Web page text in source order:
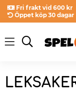
Fri frakt vid 600 kr
Öppet köp 30 dagar